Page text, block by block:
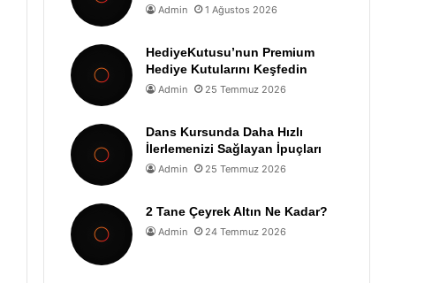
Admin 1 Ağustos 2026
HediyeKutusu’nun Premium
Hediye Kutularını Keşfedin
Admin 25 Temmuz 2026
Dans Kursunda Daha Hızlı
İlerlemenizi Sağlayan İpuçları
Admin 25 Temmuz 2026
2 Tane Çeyrek Altın Ne Kadar?
Admin 24 Temmuz 2026